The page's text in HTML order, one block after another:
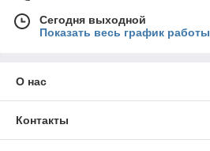
Сегодня выходной
Показать весь график работы
О нас
Контакты